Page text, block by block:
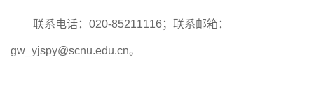
联系电话：020-85211116；联系邮箱：
gw_yjspy@scnu.edu.cn。